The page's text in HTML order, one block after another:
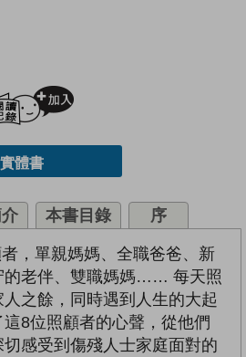
體書
本書目錄 序
，單親媽媽、全職爸爸、新
的老伴、雙職媽媽…… 每天照
之餘，同時遇到人生的大起
8位照顧者的心聲，從他們
感受到傷殘人士家庭面對的